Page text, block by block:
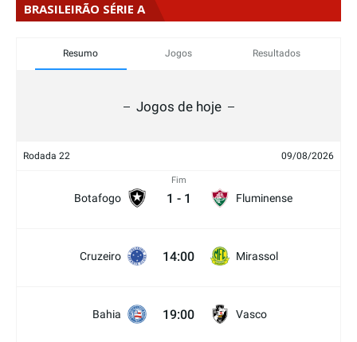
BRASILEIRÃO SÉRIE A
Resumo Jogos Resultados
Jogos de hoje
Rodada 22 09/08/2026
Botafogo
Fim
1 - 1 Fluminense
Cruzeiro 14:00 Mirassol
Bahia 19:00 Vasco